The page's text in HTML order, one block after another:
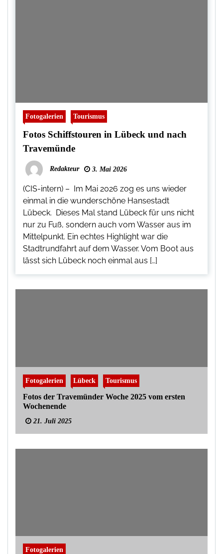
Fotogalerien Tourismus
Fotos Schiffstouren in Lübeck und nach
Travemünde
Redakteur 3. Mai 2026
(CIS-intern) – Im Mai 2026 zog es uns wieder
einmal in die wunderschöne Hansestadt
Lübeck. Dieses Mal stand Lübeck für uns nicht
nur zu Fuß, sondern auch vom Wasser aus im
Mittelpunkt. Ein echtes Highlight war die
Stadtrundfahrt auf dem Wasser. Vom Boot aus
lässt sich Lübeck noch einmal aus […]
Fotogalerien Lübeck Tourismus
Fotos der Travemünder Woche 2025 vom ersten
Wochenende
21. Juli 2025
Fotogalerien